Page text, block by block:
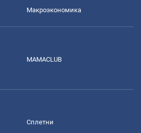
Mакроэкономика
MAMACLUB
Сплетни